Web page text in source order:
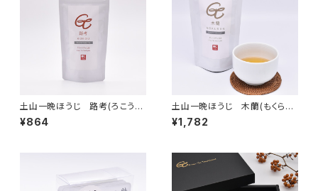
土山一晩ほうじ 路考(ろこう）
リーフ
¥864
土山一晩ほうじ 木蘭(もくら
ん）
¥1,782